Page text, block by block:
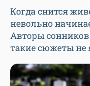
Когда снится
невольно
Авторы
такие сюжеты не